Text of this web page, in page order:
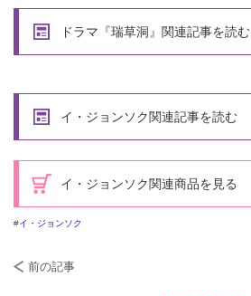
ドラマ『瑞草洞』関連記事を読む
イ・ジョンソク関連記事を読む
イ・ジョンソク関連商品を見る
イ・ジョンソク
前の記事